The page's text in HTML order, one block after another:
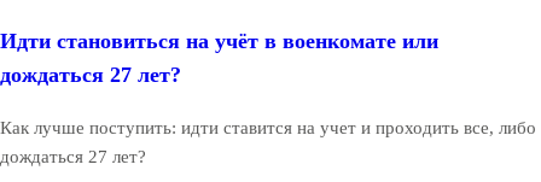
Идти становиться на учёт в военкомате или
дождаться 27 лет?
Как лучше поступить: идти ставится на учет и проходить все, либо
дождаться 27 лет?